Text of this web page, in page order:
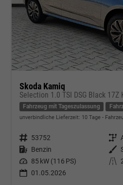
Skoda Kamiq
Selection 1.0 TSI DSG Black 17Z
Fahrzeug mit Tageszulassung
unverbindliche Lieferzeit: 10 Tage
Fahrzeugnr. 53752 Getriebe
Kraftstoff Benzin Außenfarbe
Leistung 85 kW (116 PS) Kilometerstand
01.05.2026